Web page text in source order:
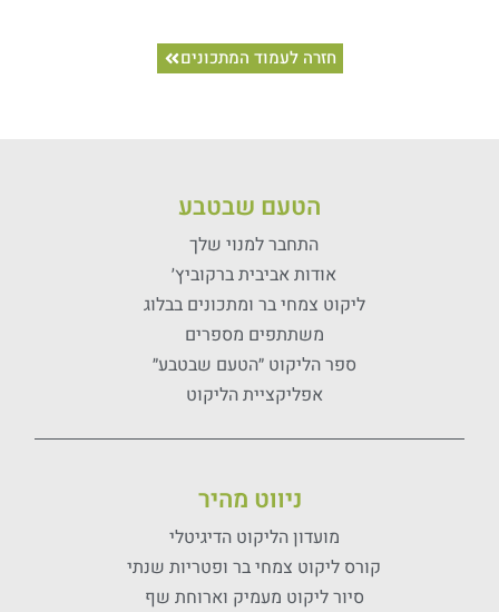
חזרה לעמוד המתכונים
הטעם שבטבע
התחבר למנוי שלך
אודות אביבית ברקוביץ׳
ליקוט צמחי בר ומתכונים בבלוג
משתתפים מספרים
ספר הליקוט ״הטעם שבטבע״
אפליקציית הליקוט
ניווט מהיר
מועדון הליקוט הדיגיטלי
קורס ליקוט צמחי בר ופטריות שנתי
סיור ליקוט מעמיק וארוחת שף